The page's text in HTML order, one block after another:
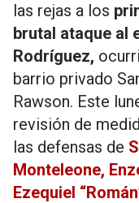
las rejas a los
brutal ataque al
Rodríguez,
barrio privado
Rawson. Este
revisión de
las defensas de
Monteleone,
Ezequiel